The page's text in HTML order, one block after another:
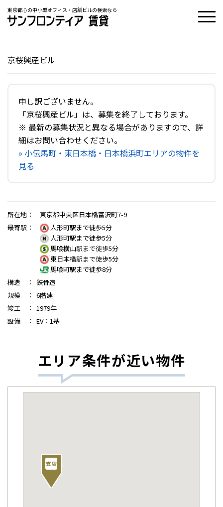
東京都心の中小型オフィス・店舗ビルの検索なら
京桜興産ビル
申し訳ございません。
「京桜興産ビル」は、募集を終了しております。
※ 最新の募集状況と異なる場合がありますので、詳
細はお問い合わせください。
» 小伝馬町・東日本橋・日本橋浜町エリアの物件を
見る
所在地 ：
東京都中央区日本橋富沢町7-9
最寄駅 ：
人形町駅まで徒歩5分
人形町駅まで徒歩5分
馬喰横山駅まで徒歩5分
東日本橋駅まで徒歩5分
馬喰町駅まで徒歩8分
構造
： 鉄骨造
規模
： 6階建
竣工
： 1979年
設備
： EV：1基
エリア条件が近い物件